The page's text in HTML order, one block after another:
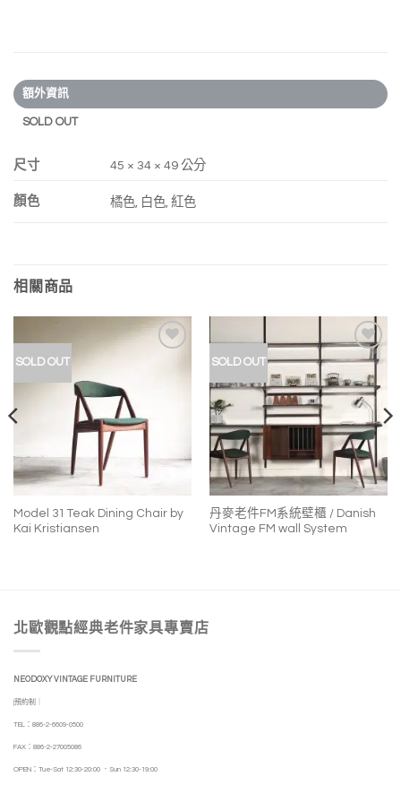
額外資訊
SOLD OUT
尺寸 45 × 34 × 49 公分
顏色 橘色, 白色, 紅色
相關商品
SOLD OUT
Model 31 Teak Dining Chair by
Kai Kristiansen
SOLD OUT
加入
我的
收藏
丹麥老件FM系統壁櫃 / Danish
Vintage FM wall System
北歐觀點經典老件家具專賣店
NEODOXY VINTAGE FURNITURE
|預約制｜
TEL：886-2-6609-0500
FAX：886-2-27005086
OPEN：Tue-Sat 12:30-20:00 ．Sun 12:30-19:00